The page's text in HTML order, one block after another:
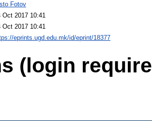
Fotov
Oct 2017 10:41
Oct 2017 10:41
eprints.ugd.edu.mk/id/eprint/18377
(login